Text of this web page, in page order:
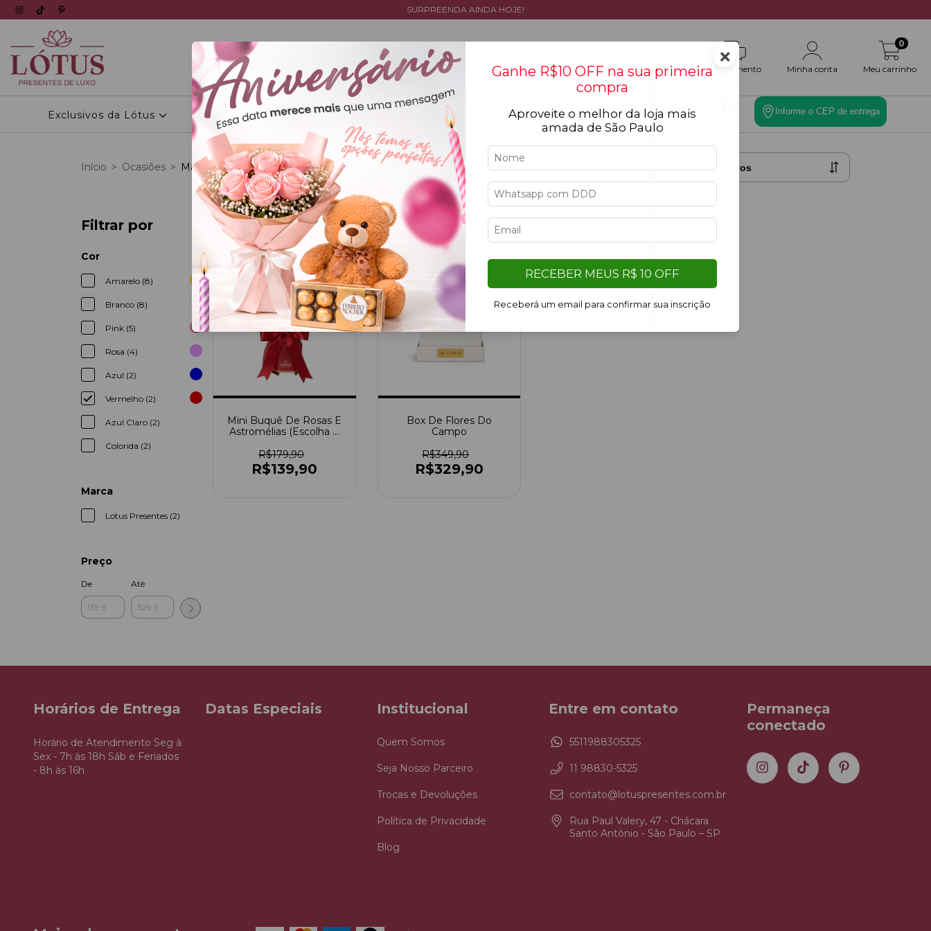
SURPREENDA AINDA HOJE!
Atendimento Minha conta Meu carrinho
0
Exclusivos da Lótus Personalizados Tipos de flores Cestas Coleção Ocasiões Toque Final Informe o CEP de entrega
Início > Ocasiões > Maternidade
Filtrar por
Cor
Amarelo (8)
Branco (8)
Pink (5)
Rosa (4)
Azul (2)
Vermelho (2)
Azul Claro (2)
Colorida (2)
Marca
Lotus Presentes (2)
Preço
De Até
22
OFF
Mini Buquê De Rosas E
Astromélias (Escolha A
R$179,90
R$139,90
%
Box De Flores Do
Campo
R$349,90
R$329,90
Horários de Entrega
Horário de Atendimento Seg à
Sex - 7h às 18h Sáb e Feriados
- 8h às 16h
Datas Especiais Institucional
Quem Somos
Seja Nosso Parceiro
Trocas e Devoluções
Política de Privacidade
Blog
Entre em contato
5511988305325
11 98830-5325
contato@lotuspresentes.com.br
Rua Paul Valery, 47 - Chácara
Santo Antônio - São Paulo – SP
Permaneça
conectado
×
Ganhe R$10 OFF na sua primeira
compra
Aproveite o melhor da loja mais
amada de São Paulo
RECEBER MEUS R$ 10 OFF
Receberá um email para confirmar sua inscrição